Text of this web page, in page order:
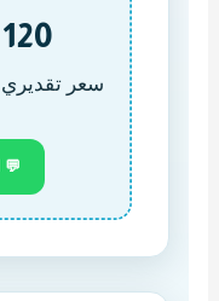
120 – 220
💬